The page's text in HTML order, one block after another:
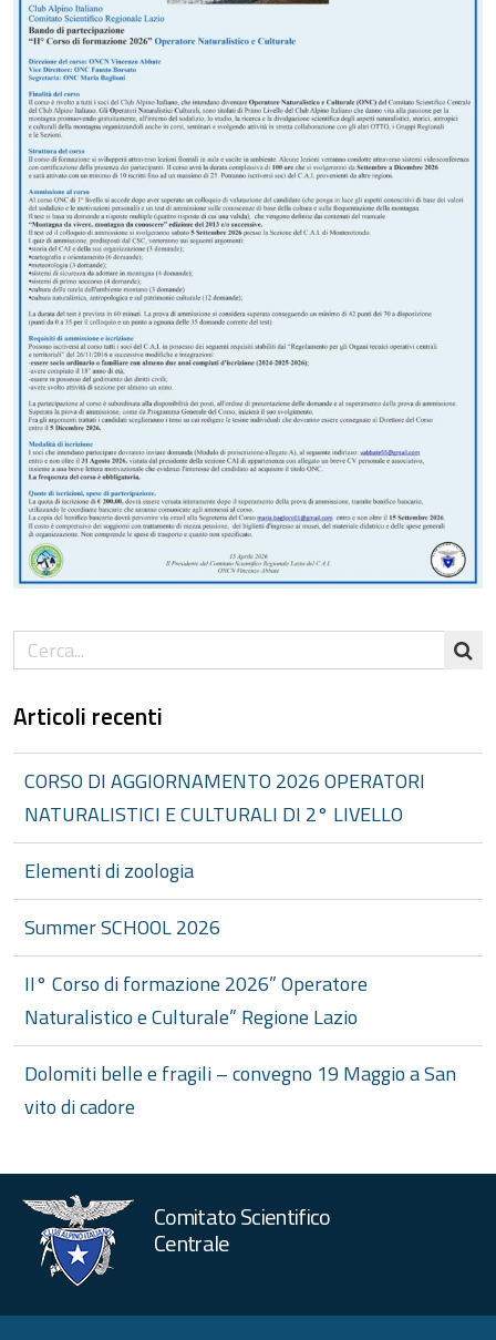
Articoli recenti
CORSO DI AGGIORNAMENTO 2026 OPERATORI
NATURALISTICI E CULTURALI DI 2° LIVELLO
Elementi di zoologia
Summer SCHOOL 2026
II° Corso di formazione 2026” Operatore
Naturalistico e Culturale” Regione Lazio
Dolomiti belle e fragili – convegno 19 Maggio a San
vito di cadore
Comitato Scientifico
Centrale